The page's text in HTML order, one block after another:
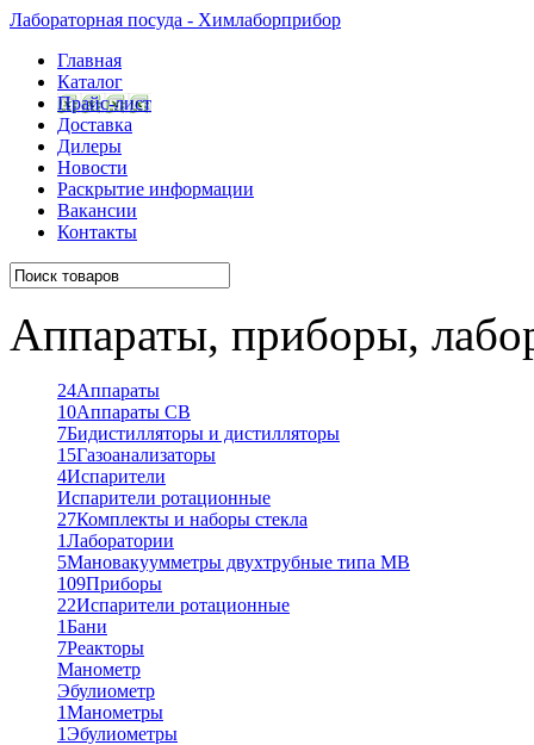
Лабораторная посуда - Химлаборприбор
Главная
Каталог
Прайс-лист
Доставка
Дилеры
Новости
Раскрытие информации
Вакансии
Контакты
Аппараты, приборы,
24Аппараты
10Аппараты СВ
7Бидистилляторы и дистилляторы
15Газоанализаторы
4Испарители
Испарители ротационные
27Комплекты и наборы стекла
1Лаборатории
5Мановакуумметры двухтрубные типа МВ
109Приборы
22Испарители ротационные
1Бани
7Реакторы
Манометр
Эбулиометр
1Манометры
1Эбулиометры